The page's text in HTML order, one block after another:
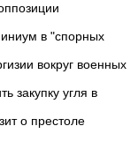
в "спорных
вокруг военных
закупку угля в
о престоле